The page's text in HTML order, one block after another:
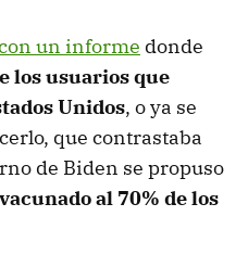
un informe donde
los usuarios que
Unidos, o ya se
que contrastaba
de Biden se propuso
al 70% de los